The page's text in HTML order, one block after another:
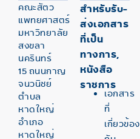
คณะสัตว
แพทยศาสตร์
มหาวิทยาลัย
สงขลา
นครินทร์
15 ถนนกาญ
จนวนิชย์
ตำบล
หาดใหญ่
อำเภอ
หาดใหญ่
สำหรับรับ-
ส่งเอกสาร
ที่เป็น
ทางการ,
หนังสือ
ราชการ
เอกสาร
ที่
เกี่ยวข้อง